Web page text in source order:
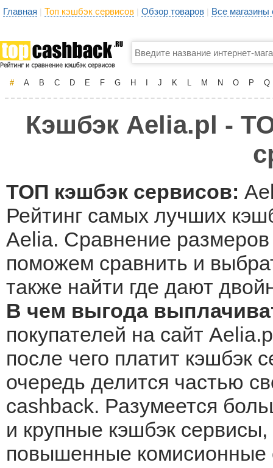
Главная | Топ кэшбэк сервисов | Обзор товаров | Все
# A B C D E F G H J K L M N O P Q
Кэшбэк Aelia.pl -
ТОП кэшбэк сервисов:
Рейтинг самых лучших
Aelia. Сравнение
поможем сравнить и
также найти где дают
В чем выгода
покупателей на сайт
после чего платит кэшбэк
очередь делится частью
cashback. Разумеется
и крупные кэшбэк
повышенные комисионные